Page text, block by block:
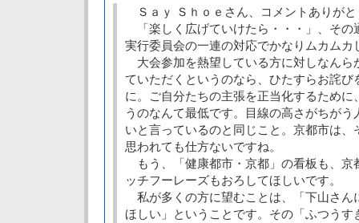
Ｓａｙ Ｓｈｏｅさん、コメントありが
「楽しく広げていけたら・・・」、その
実行委員会の一連の対応でかなりムカムカ
大会参加を熱望している方に対しなんら
ていただくというのなら、ひたすらお詫び
に。ご自分たちの主張を正当化するために
うのなんて最低です。目線の高さがちが
いと言っているのと同じこと。京都市は、
思われても仕方ないですね。
もう、「健康都市・京都」の看板も、京
ッチフーレーズもおろしてほしいです。
私が多くの方に望むことは、「下山さん
ほしい」ということです。その「ふつうす